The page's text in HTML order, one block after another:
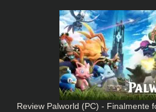
Review Palworld (PC) - Finalmente